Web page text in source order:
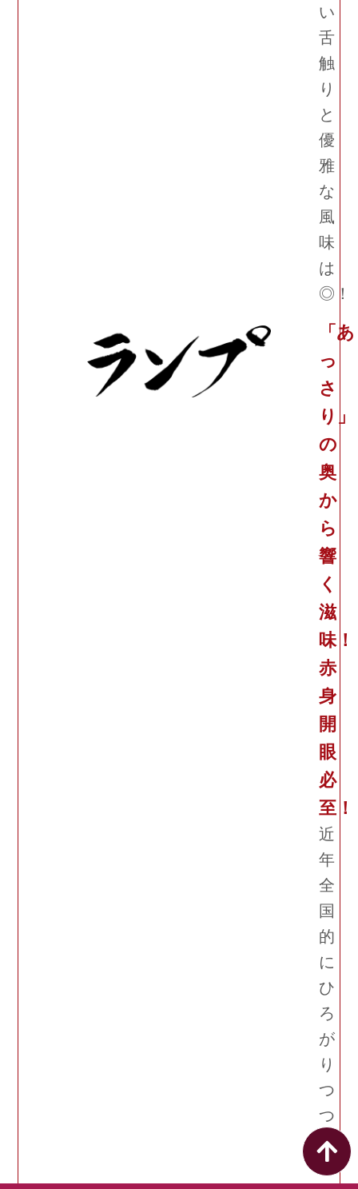
い
舌
触
り
と
優
雅
な
風
味
は
◎！
「あ
っ
さ
り」
の
奥
か
ら
響
く
滋
味！
赤
身
開
眼
必
至！
近
年
全
国
的
に
ひ
ろ
が
り
つ
つ
あ
る